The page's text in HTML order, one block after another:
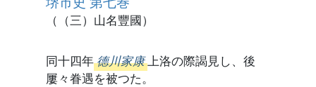
（（三）山名豐國）
同十四年 德川家康 上洛の際謁見し、後
屢々眷遇を被つた。